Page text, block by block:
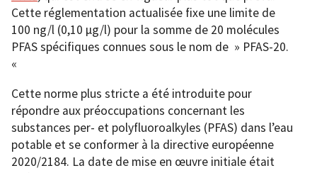
Cette réglementation actualisée fixe une limite de
100 ng/l (0,10 μg/l) pour la somme de 20 molécules
PFAS spécifiques connues sous le nom de » PFAS-20.
«
Cette norme plus stricte a été introduite pour
répondre aux préoccupations concernant les
substances per- et polyfluoroalkyles (PFAS) dans l’eau
potable et se conformer à la directive européenne
2020/2184. La date de mise en œuvre initiale était